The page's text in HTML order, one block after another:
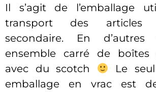
Il s’agit de l’emballage
transport des articles
secondaire. En
ensemble carré de boîtes
avec du scotch
Le
emballage en vrac est